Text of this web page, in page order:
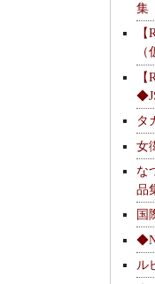
集
タ
女
な
品
国
ル